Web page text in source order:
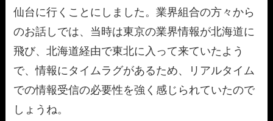
仙台に行くことにしました。業界組合の方々から
のお話しでは、当時は東京の業界情報が北海道に
飛び、北海道経由で東北に入って来ていたよう
で、情報にタイムラグがあるため、リアルタイム
での情報受信の必要性を強く感じられていたので
しょうね。